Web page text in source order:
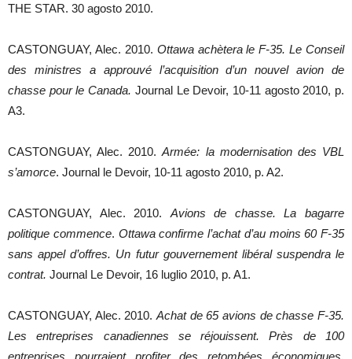
THE STAR. 30 agosto 2010.
CASTONGUAY, Alec. 2010. Ottawa achètera le F-35.Le Conseil
des ministres a approuvé l’acquisition d’un nouvel avion de
chasse pour le Canada. Journal Le Devoir, 10-11 agosto 2010, p.
A3.
CASTONGUAY, Alec. 2010.Armée: la modernisation des VBL
s’amorce. Journal le Devoir, 10-11 agosto 2010, p. A2.
CASTONGUAY, Alec. 2010. Avions de chasse. La bagarre
politique commence. Ottawa confirme l’achat d’au moins 60 F-35
sans appel d’offres. Un futur gouvernement libéral suspendra le
contrat. Journal Le Devoir, 16 luglio 2010, p. A1.
CASTONGUAY, Alec. 2010. Achat de 65 avions de chasse F-35.
Les entreprises canadiennes se réjouissent. Près de 100
entreprises pourraient profiter des retombées économiques.